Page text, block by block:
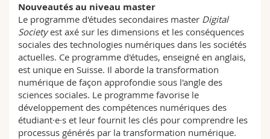
Nouveautés au niveau master
Le programme d'études secondaires master Digital
Societyest axé sur les dimensions et les conséquences
sociales des technologies numériques dans les sociétés
actuelles. Ce programme d'études, enseigné en anglais,
est unique en Suisse. Il aborde la transformation
numérique de façon approfondie sous l'angle des
sciences sociales. Le programme favorise le
développement des compétences numériques des
étudiant·e·s et leur fournit les clés pour comprendre les
processus générés par la transformation numérique.